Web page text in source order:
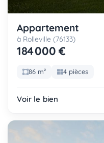
Appartement
à Rolleville (76133)
184 000 €
86 m² 4 pièces
Voir le bien